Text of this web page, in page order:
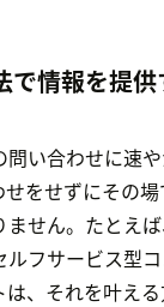
で情報を提供
い合わせに速
をせずにその
せん。たとえ
フサービス型
、それを叶え